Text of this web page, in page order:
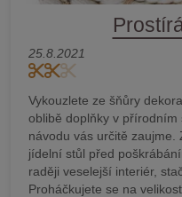
25.8.2021
Vykouzlete ze šňůry
oblibě doplňky v
návodu vás určitě
jídelní stůl před
raději veselejší interiér,
Proháčkujete se na